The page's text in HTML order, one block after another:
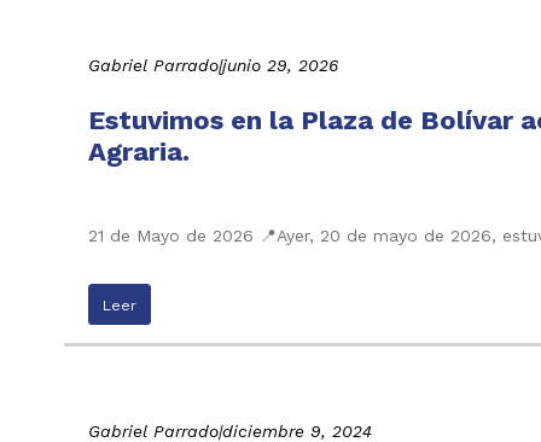
Gabriel Parrado|junio 29, 2026
Estuvimos en la Plaza de Bolívar
Agraria.
21 de Mayo de 2026 📍Ayer, 20 de mayo de 2026,
Leer
Gabriel Parrado|diciembre 9, 2024